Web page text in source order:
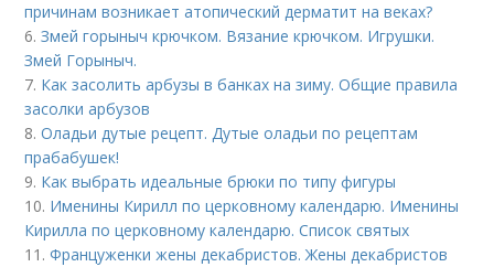
причинам возникает атопический дерматит на веках?
6.Змей горыныч крючком. Вязание крючком. Игрушки.
Змей Горыныч.
7. Как засолить арбузы в банках на зиму. Общие правила
засолки арбузов
8.Оладьи дутые рецепт. Дутые оладьи по рецептам
прабабушек!
9. Как выбрать идеальные брюки по типу фигуры
10. Именины Кирилл по церковному календарю. Именины
Кирилла по церковному календарю. Список святых
11.Француженки жены декабристов. Жены декабристов